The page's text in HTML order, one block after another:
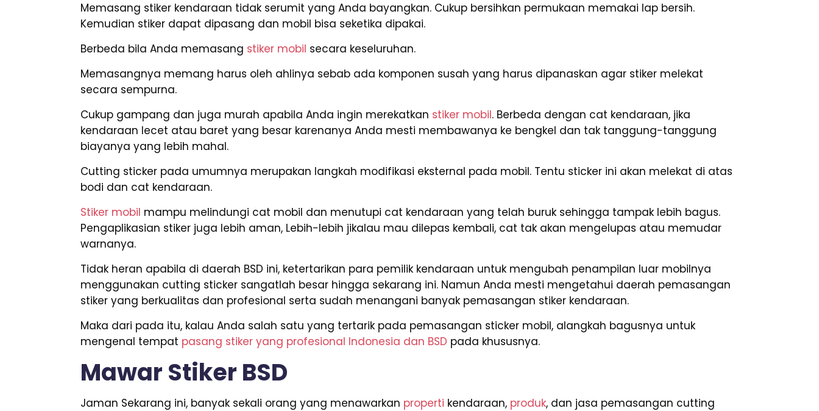
Memasang stiker kendaraan tidak serumit yang Anda bayangkan. Cukup bersihkan permukaan memakai lap bersih.
Kemudian stiker dapat dipasang dan mobil bisa seketika dipakai.
Berbeda bila Anda memasang stiker mobil secara keseluruhan.
Memasangnya memang harus oleh ahlinya sebab ada komponen susah yang harus dipanaskan agar stiker melekat
secara sempurna.
Cukup gampang dan juga murah apabila Anda ingin merekatkan stiker mobil. Berbeda dengan cat kendaraan, jika
kendaraan lecet atau baret yang besar karenanya Anda mesti membawanya ke bengkel dan tak tanggung-tanggung
biayanya yang lebih mahal.
Cutting sticker pada umumnya merupakan langkah modifikasi eksternal pada mobil. Tentu sticker ini akan melekat di atas
bodi dan cat kendaraan.
Stiker mobil mampu melindungi cat mobil dan menutupi cat kendaraan yang telah buruk sehingga tampak lebih bagus.
Pengaplikasian stiker juga lebih aman, Lebih-lebih jikalau mau dilepas kembali, cat tak akan mengelupas atau memudar
warnanya.
Tidak heran apabila di daerah BSD ini, ketertarikan para pemilik kendaraan untuk mengubah penampilan luar mobilnya
menggunakan cutting sticker sangatlah besar hingga sekarang ini. Namun Anda mesti mengetahui daerah pemasangan
stiker yang berkualitas dan profesional serta sudah menangani banyak pemasangan stiker kendaraan.
Maka dari pada itu, kalau Anda salah satu yang tertarik pada pemasangan sticker mobil, alangkah bagusnya untuk
mengenal tempat pasang stiker yang profesional Indonesia dan BSD pada khususnya.
Mawar Stiker BSD
Jaman Sekarang ini, banyak sekali orang yang menawarkan properti kendaraan, produk, dan jasa pemasangan cutting